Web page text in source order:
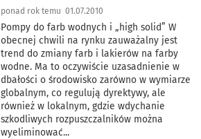
ponad rok temu 01.07.2010
Pompy do farb wodnych i „high solid” W
obecnej chwili na rynku zauważalny jest
trend do zmiany farb i lakierów na farby
wodne. Ma to oczywiście uzasadnienie w
dbałości o środowisko zarówno w wymiarze
globalnym, co regulują dyrektywy, ale
również w lokalnym, gdzie wdychanie
szkodliwych rozpuszczalników można
wyeliminować...